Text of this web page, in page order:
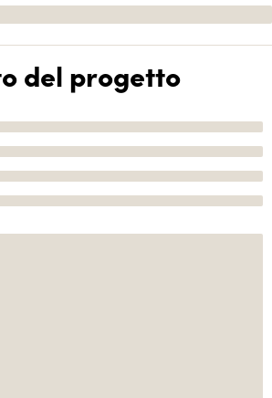
del progetto